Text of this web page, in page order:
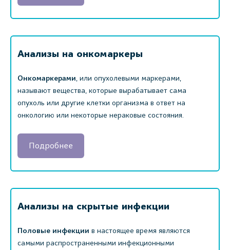
Анализы на онкомаркеры
Онкомаркерами, или опухолевыми маркерами,
называют вещества, которые вырабатывает сама
опухоль или другие клетки организма в ответ на
онкологию или некоторые нераковые состояния.
Подробнее
Анализы на скрытые инфекции
Половые инфекции в настоящее время являются
самыми распространенными инфекционными